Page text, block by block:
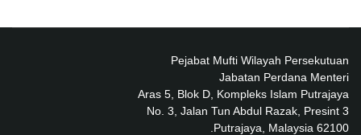
Pejabat Mufti Wilayah Persekutuan
Jabatan Perdana Menteri
Aras 5, Blok D, Kompleks Islam Putrajaya
No. 3, Jalan Tun Abdul Razak, Presint 3
62100 Putrajaya, Malaysia.